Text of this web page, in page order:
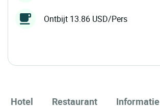
Ontbijt 13.86 USD/Pers
Hotel Restaurant Informatie